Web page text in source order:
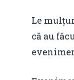
Le
că au